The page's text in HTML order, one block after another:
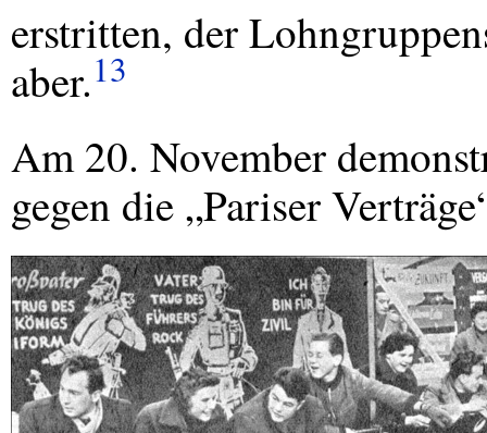
erstritten, der
aber.13
Am 20. November
gegen die „Pariser